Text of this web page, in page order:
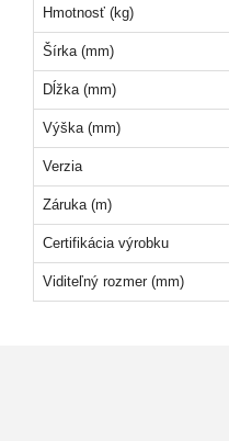
Hmotnosť (kg)
Šírka (mm)
Dĺžka (mm)
Výška (mm)
Verzia
Záruka (m)
Certifikácia výrobku
Viditeľný rozmer (mm)